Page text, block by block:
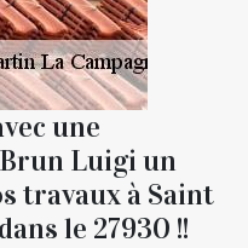
une
Luigi un
travaux à Saint
le 27930 !!